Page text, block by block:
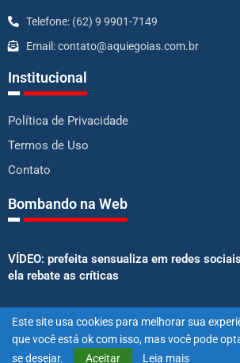
Telefone: (62) 9 9901-7149
Email: contato@aquiegoias.com.br
Institucional
Política de Privacidade
Termos de Uso
Contato
Bombando na Web
VÍDEO: prefeita sensualiza em redes
ela rebate as críticas
Avião com Rionegro e Solimões estoura
decolagem e aterrissa no meio do mato
Este site usa cookies para melhorar sua
que você está ok com isso, mas você pode
se desejar.
Aceitar Leia mais